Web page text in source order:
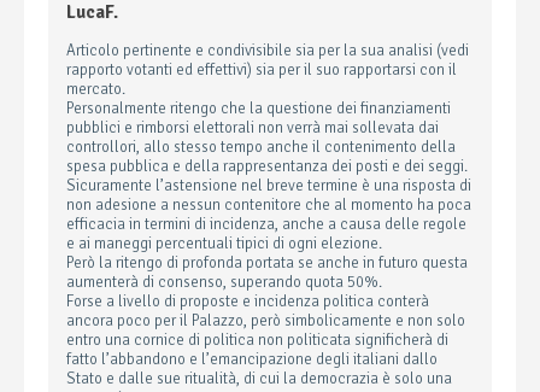
LucaF.
Articolo pertinente e condivisibile sia per la sua analisi (vedi
rapporto votanti ed effettivi) sia per il suo rapportarsi con il
mercato.
Personalmente ritengo che la questione dei finanziamenti
pubblici e rimborsi elettorali non verrà mai sollevata dai
controllori, allo stesso tempo anche il contenimento della
spesa pubblica e della rappresentanza dei posti e dei seggi.
Sicuramente l’astensione nel breve termine è una risposta di
non adesione a nessun contenitore che al momento ha poca
efficacia in termini di incidenza, anche a causa delle regole
e ai maneggi percentuali tipici di ogni elezione.
Però la ritengo di profonda portata se anche in futuro questa
aumenterà di consenso, superando quota 50%.
Forse a livello di proposte e incidenza politica conterà
ancora poco per il Palazzo, però simbolicamente e non solo
entro una cornice di politica non politicata significherà di
fatto l’abbandono e l’emancipazione degli italiani dallo
Stato e dalle sue ritualità, di cui la democrazia è solo una